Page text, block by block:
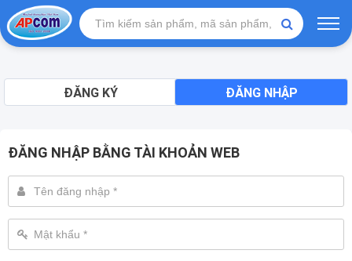
ĐĂNG KÝ ĐĂNG NHẬP
ĐĂNG NHẬP BẰNG TÀI KHOẢN WEB